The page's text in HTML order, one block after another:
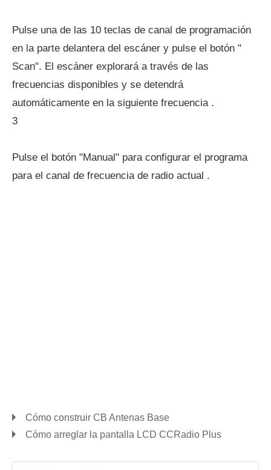
Pulse una de las 10 teclas de canal de programación
en la parte delantera del escáner y pulse el botón "
Scan". El escáner explorará a través de las
frecuencias disponibles y se detendrá
automáticamente en la siguiente frecuencia .
3
Pulse el botón "Manual" para configurar el programa
para el canal de frecuencia de radio actual .
Cómo construir CB Antenas Base
Cómo arreglar la pantalla LCD CCRadio Plus